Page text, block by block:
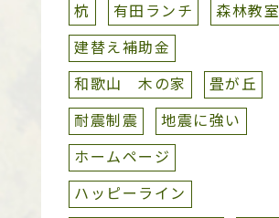
杭
有田ランチ
森林教室
建替え補助金
和歌山 木の家
畳が丘
耐震制震
地震に強い
ホームページ
ハッピーライン